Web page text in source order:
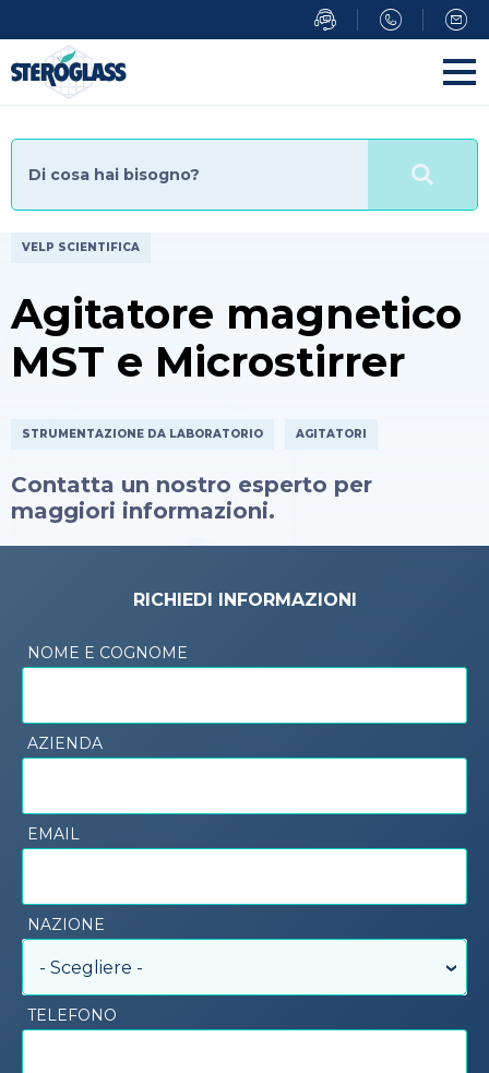
al
contenuto
principale
VELP SCIENTIFICA
Agitatore magnetico
MST e Microstirrer
STRUMENTAZIONE DA LABORATORIO AGITATORI
Contatta un nostro esperto per
maggiori informazioni.
RICHIEDI INFORMAZIONI
NOME E COGNOME
AZIENDA
EMAIL
NAZIONE
- Scegliere -
TELEFONO